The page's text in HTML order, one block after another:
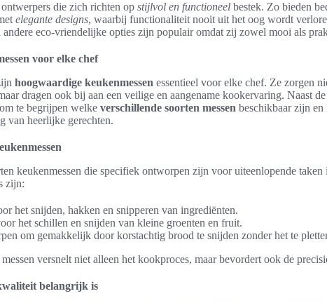
die zich richten op stijlvol en functioneel bestek. Zo bieden
elegante designs, waarbij functionaliteit nooit uit het oog wordt
andere eco-vriendelijke opties zijn populair omdat zij zowel mooi als
voor elke chef
hoogwaardige keukenmessen essentieel voor elke chef. Ze zorgen
dragen ook bij aan een veilige en aangename kookervaring. Naast
te begrijpen welke verschillende soorten messen beschikbaar zijn en
van heerlijke gerechten.
keukenmessen die specifiek ontworpen zijn voor uiteenlopende
zijn:
het snijden, hakken en snipperen van ingrediënten.
het schillen en snijden van kleine groenten en fruit.
om gemakkelijk door korstachtig brood te snijden zonder het te
versnelt niet alleen het kookproces, maar bevordert ook de
belangrijk is